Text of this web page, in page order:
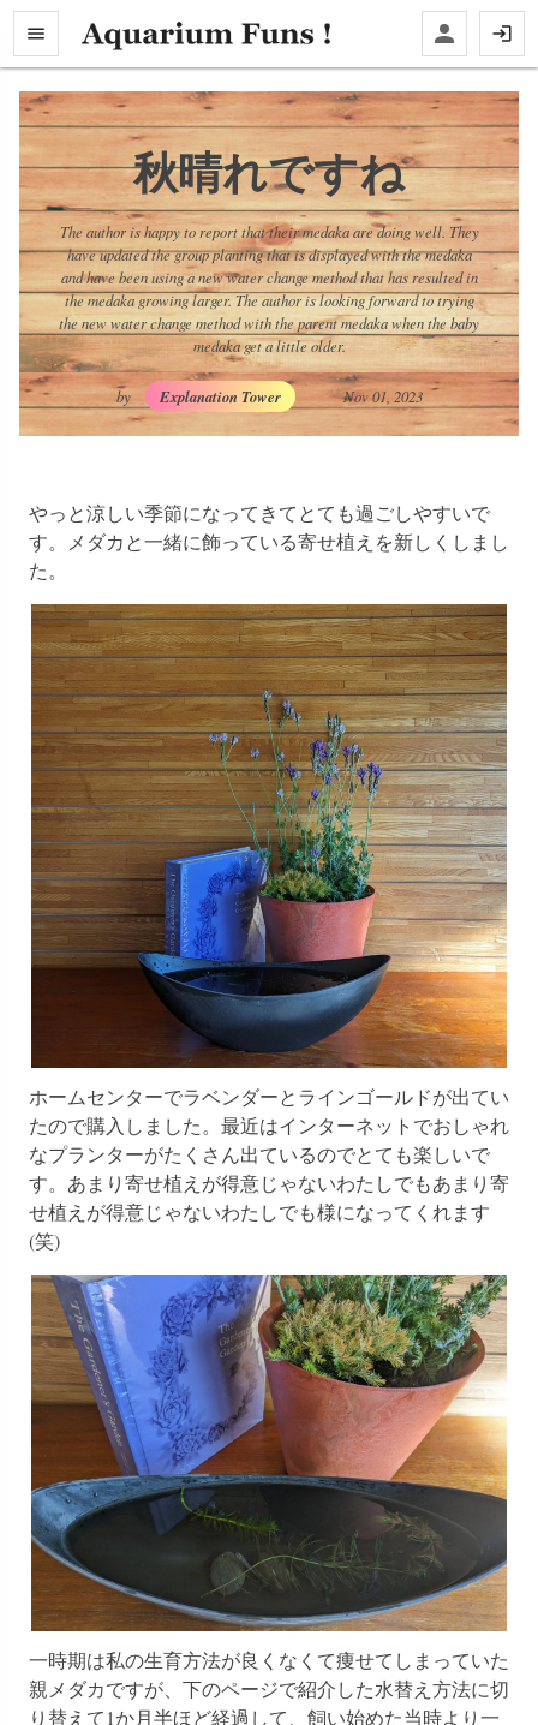
秋晴れですね
The author is happy to report that their medaka are doing well. They
have updated the group planting that is displayed with the medaka
and have been using a new water change method that has resulted in
the medaka growing larger. The author is looking forward to trying
the new water change method with the parent medaka when the baby
medaka get a little older.
by Explanation Tower Nov 01, 2023
やっと涼しい季節になってきてとても過ごしやすいで
す。メダカと一緒に飾っている寄せ植えを新しくしまし
た。
ホームセンターでラベンダーとラインゴールドが出てい
たので購入しました。最近はインターネットでおしゃれ
なプランターがたくさん出ているのでとても楽しいで
す。あまり寄せ植えが得意じゃないわたしでもあまり寄
せ植えが得意じゃないわたしでも様になってくれます
(笑)
一時期は私の生育方法が良くなくて痩せてしまっていた
親メダカですが、下のページで紹介した水替え方法に切
り替えて1か月半ほど経過して、飼い始めた当時より一